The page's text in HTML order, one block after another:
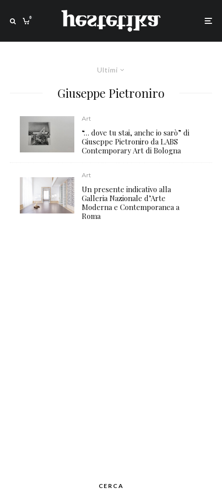
0
Ultimi
Giuseppe Pietroniro
Art
“… dove tu stai, anche io sarò” di
Giuseppe Pietroniro da LABS
Contemporary Art di Bologna
Art
Un presente indicativo alla
Galleria Nazionale d’Arte
Moderna e Contemporanea a
Roma
CERCA